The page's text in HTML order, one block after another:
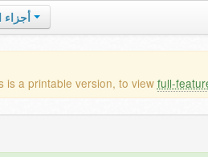
is a printable version, to view full-